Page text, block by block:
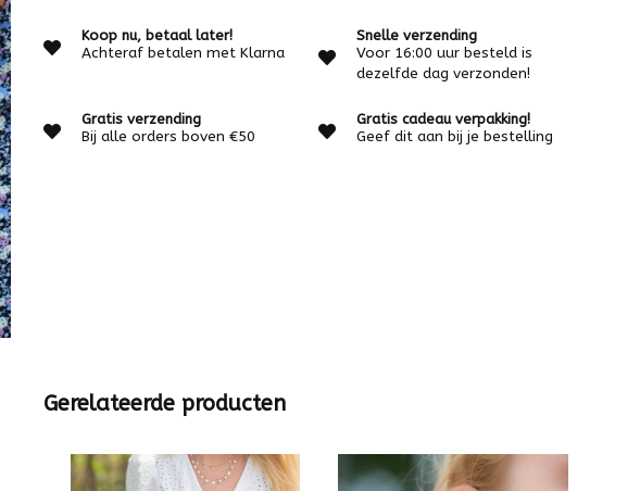
Koop nu, betaal later!
Achteraf betalen met Klarna
Snelle verzending
Voor 16:00 uur besteld is
dezelfde dag verzonden!
Gratis verzending
Bij alle orders boven €50
Gratis cadeau verpakking!
Geef dit aan bij je bestelling
Gerelateerde producten